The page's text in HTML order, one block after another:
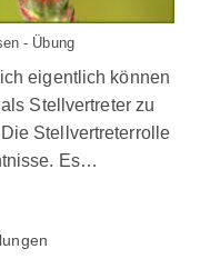
- Übung
eigentlich können
Stellvertreter zu
Stellvertreterrolle
Es…